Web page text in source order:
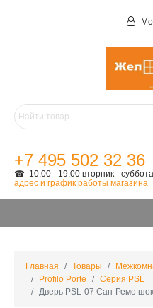
+7 495 502 32 36
☎ 10:00 - 19:00 вторник - суббота
адрес и график работы магазина
Главная Товары
Profilo Porte
Серия PSL
Дверь PSL-07 Сан-Ремо